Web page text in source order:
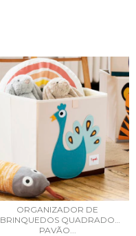
ORGANIZADOR DE
BRINQUEDOS QUADRADO
PAVÃO...